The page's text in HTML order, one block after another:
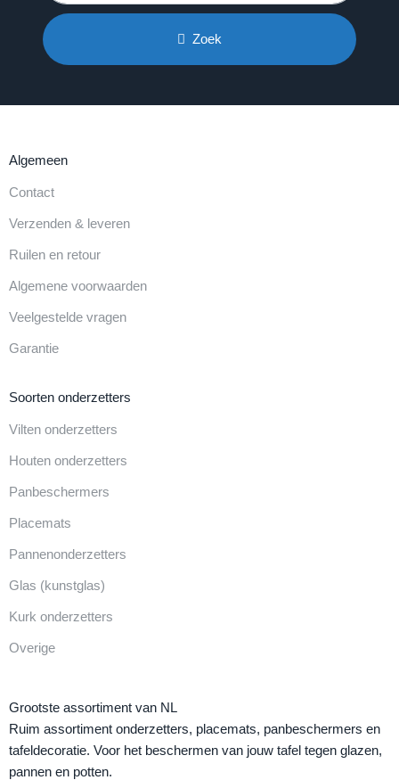
Zoek
Algemeen
Contact
Verzenden & leveren
Ruilen en retour
Algemene voorwaarden
Veelgestelde vragen
Garantie
Soorten onderzetters
Vilten onderzetters
Houten onderzetters
Panbeschermers
Placemats
Pannenonderzetters
Glas (kunstglas)
Kurk onderzetters
Overige
Grootste assortiment van NL
Ruim assortiment onderzetters, placemats, panbeschermers en
tafeldecoratie. Voor het beschermen van jouw tafel tegen glazen,
pannen en potten.